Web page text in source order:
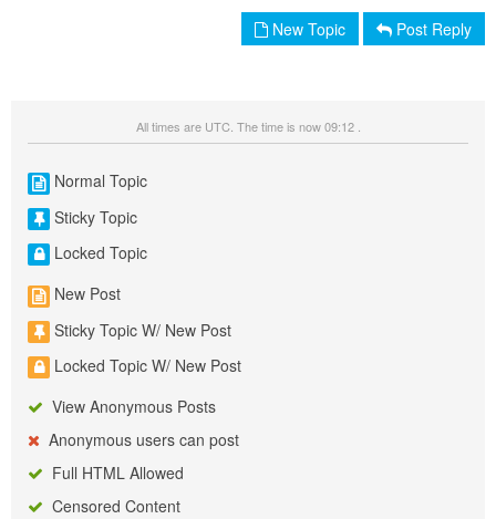
New Topic Post Reply
All times are UTC. The time is now 09:12 .
Normal Topic
Sticky Topic
Locked Topic
New Post
Sticky Topic W/ New Post
Locked Topic W/ New Post
View Anonymous Posts
Anonymous users can post
Full HTML Allowed
Censored Content